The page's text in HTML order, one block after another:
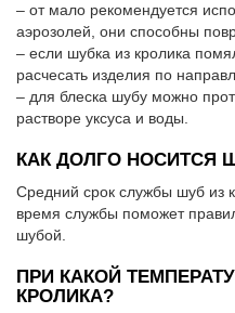
– от мало рекомендуется
аэрозолей, они способны
– если шубка из кролика
расчесать изделия по
– для блеска шубу можно
растворе уксуса и воды.
КАК ДОЛГО НОСИТСЯ
Средний срок службы шуб из
время службы поможет
шубой.
ПРИ КАКОЙ
КРОЛИКА?